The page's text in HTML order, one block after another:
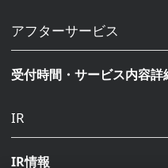
アフターサービス
受付時間・サービス内容詳
IR
IR情報